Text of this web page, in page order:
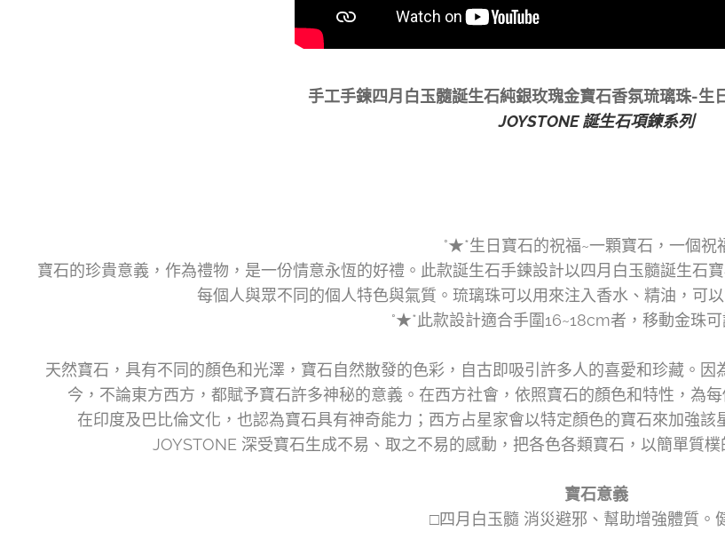
手工手鍊四月白玉髓誕生石純銀玫瑰金寶石香氛琉璃珠-生
JOYSTONE 誕生石項鍊系列
°★*生日寶石的祝福~一顆寶石，一個祝
寶石的珍貴意義，作為禮物，是一份情意永恆的好禮。此款誕生石手鍊設計以四月白玉髓誕生石
每個人與眾不同的個人特色與氣質。琉璃珠可以用來注入香水、精油，可
°★*此款設計適合手圍16~18cm者，移動金珠可
天然寶石，具有不同的顏色和光澤，寶石自然散發的色彩，自古即吸引許多人的喜愛和珍藏。
今，不論東方西方，都賦予寶石許多神秘的意義。在西方社會，依照寶石的顏色和特性，為
在印度及巴比倫文化，也認為寶石具有神奇能力；西方占星家會以特定顏色的寶石來加強
JOYSTONE 深受寶石生成不易、取之不易的感動，把各色各類寶石，以簡單質
寶石意義
□四月白玉髓 消災避邪、幫助增強體質。